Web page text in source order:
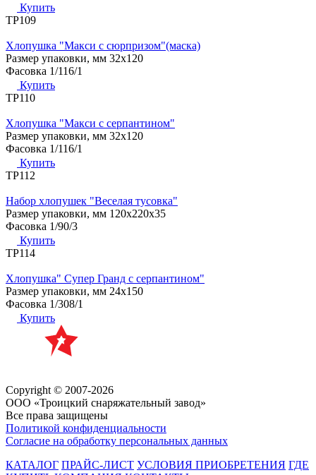
Купить
ТР109
Хлопушка "Макси с сюрпризом"(маска)
Размер упаковки, мм 32х120
Фасовка 1/116/1
Купить
ТР110
Хлопушка "Макси с серпантином"
Размер упаковки, мм 32х120
Фасовка 1/116/1
Купить
ТР112
Набор хлопушек "Веселая тусовка"
Размер упаковки, мм 120x220x35
Фасовка 1/90/3
Купить
ТР114
Хлопушка" Супер Гранд с серпантином"
Размер упаковки, мм 24х150
Фасовка 1/308/1
Купить
Copyright © 2007-2026
ООО «Троицкий снаряжательный завод»
Все права защищены
Политикой конфиденциальности
Согласие на обработку персональных данных
КАТАЛОГ ПРАЙС-ЛИСТ УСЛОВИЯ ПРИОБРЕТЕНИЯ ГДЕ